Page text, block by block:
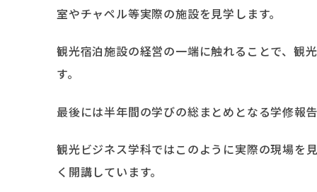
室やチャペル等実際の施設を見学します。
観光宿泊施設の経営の一端に触れることで、観
す。
最後には半年間の学びの総まとめとなる学修報
観光ビジネス学科ではこのように実際の現場を
く開講しています。